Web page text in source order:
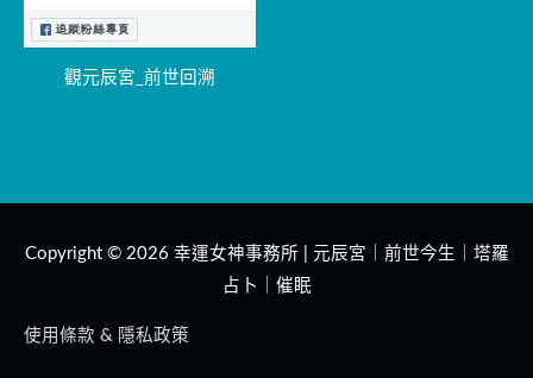
觀元辰宮_前世回溯
Copyright © 2026 幸運女神事務所 | 元辰宮｜前世今生｜塔羅
占卜｜催眠
使用條款 & 隱私政策